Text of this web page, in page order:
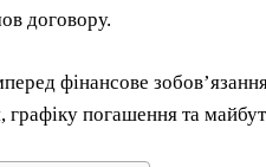
договору.
фінансове
графіку погашення та